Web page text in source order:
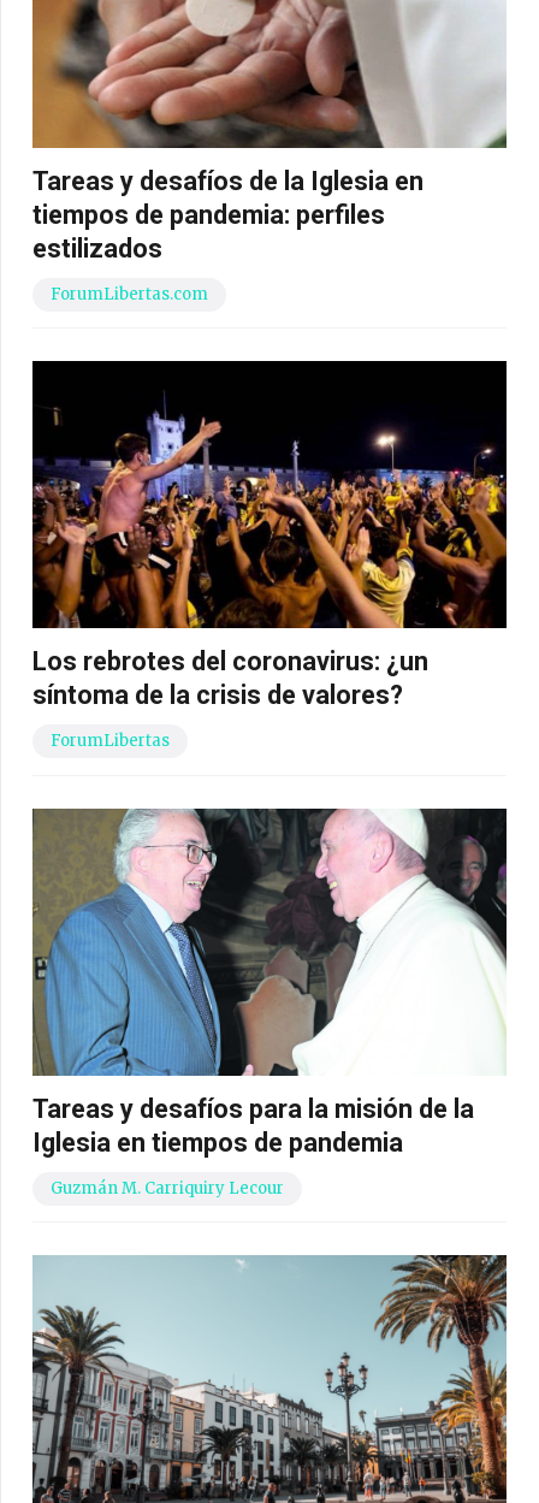
Tareas y desafíos de la Iglesia en
tiempos de pandemia: perfiles
estilizados
ForumLibertas.com
Los rebrotes del coronavirus: ¿un
síntoma de la crisis de valores?
ForumLibertas
Tareas y desafíos para la misión de la
Iglesia en tiempos de pandemia
Guzmán M. Carriquiry Lecour